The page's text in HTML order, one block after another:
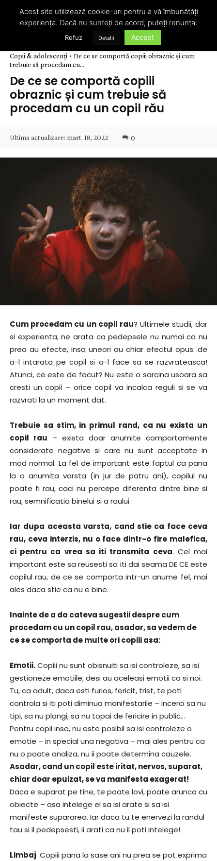
Copii & adolescenți
De ce se comportă copiii obraznic și cum
trebuie să procedam cu...
De ce se comportă copiii
obraznic și cum trebuie să
procedam cu un copil rău
Ultima actualizare: mart. 18, 2022 0
Cum procedam cu un copil rau? Ultimele studii, dar
si experienta, ne arata ca pedepsele nu numai ca nu
prea au efecte, insa uneori au chiar efectul opus: de
a-l intarata pe copil si a-l face sa se razvrateasca!
Atunci, ce este de facut? Nu este o sarcina usoara sa
cresti un copil – orice copil va incalca reguli si se va
razvrati la un moment dat.
Trebuie sa stim, in primul rand, ca nu exista un
copil rau – exista doar anumite comportamente
considerate negative si care nu sunt acceptate in
mod normal. La fel de important este faptul ca pana
la o anumita varsta (in jur de patru ani), copilul nu
poate fi rau, caci nu percepe diferenta dintre bine si
rau, semnificatia binelui si a raului.
Iar dupa aceasta varsta, cand stie ca face ceva
rau, ceva interzis, nu o face dintr-o fire malefica,
ci pentru ca vrea sa iti transmita ceva. Cel mai
important este sa reusesti sa iti dai seama DE CE este
copilul rau, de ce se comporta intr-un anume fel, mai
ales daca stie ca nu e bine.
Inainte de a da cateva sugestii despre cum
procedam cu un copil rau, asadar, sa vedem de
ce se comporta de multe ori copiii asa:
Emotii.Copiii nu sunt obisnuiti sa isi controleze, sa isi
gestioneze emotiile, desi au aceleasi emotii ca si noi.
Tu, ca adult, daca esti furios, fericit, trist, te poti
controla si iti poti diminua manifestarile – incerci sa nu
tipi, sa nu plangi, sa nu topai de fericire in public…
Pentru copil insa, nu este posibil sa isi controleze o
emotie – in special una negativa – mai ales pentru ca
nu o poate analiza, nu ii poate determina cauzele.
Asadar, cand un copil este iritat, nervos, suparat,
chiar doar epuizat, se va manifesta exagerat!
Daca e suparat pe tine, te poate lovi, poate arunca cu
obiecte – asa intelege el sa isi arate si sa isi
manifeste supararea. Iar daca tu te enervezi la randul
tau si il pedepsesti, ii arati ca nu il poti intelege!
Limbaj. Copiii pana la sase ani nu prea se pot exprima
Acest site utilizează cookie-uri pentru a vă îmbunătăți
experiența. Dacă nu sunteți de acord, puteți renunța:
Refuz Detalii Accept